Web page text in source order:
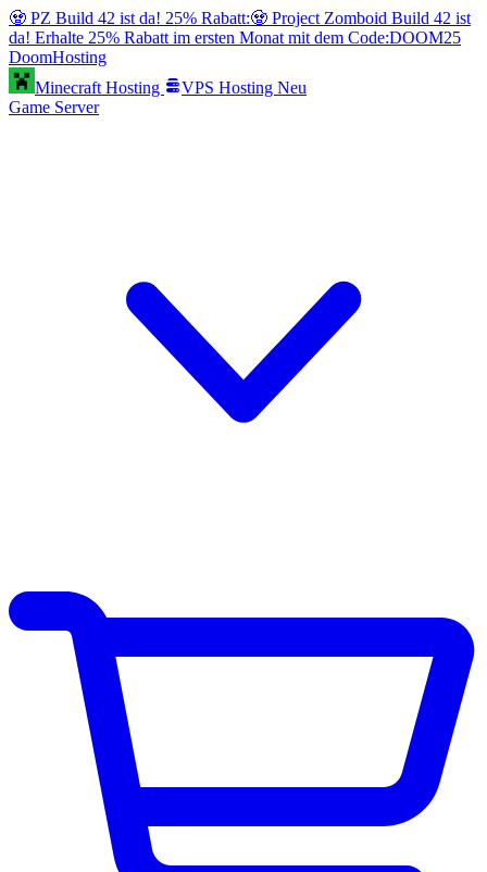
🧟 PZ Build 42 ist da! 25% Rabatt:🧟 Project Zomboid Build 42 ist
da! Erhalte 25% Rabatt im ersten Monat mit dem Code:DOOM25
DoomHosting
Minecraft Hosting
VPS Hosting Neu
Game Server